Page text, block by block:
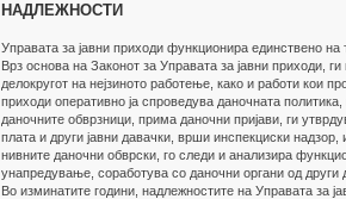
НАДЛЕЖНОСТИ
Управата за јавни приходи функционира единствено на
Врз основа на Законот за Управата за јавни приходи,
делокругот на нејзиното работење, како и работи кои
приходи оперативно ја спроведува даночната
даночните обврзници, прима даночни пријави, ги
плата и други јавни давачки, врши инспекциски
нивните даночни обврски, го следи и анализира
унапредување, соработува со даночни органи од
Во изминатите години, надлежностите на Управата за